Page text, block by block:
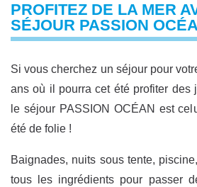
PROFITEZ DE LA MER
SÉJOUR PASSION
Si vous cherchez un séjour pour
ans où il pourra cet été profiter des
le séjour PASSION OCÉAN est
été de folie !
Baignades, nuits sous tente,
tous les ingrédients pour passer